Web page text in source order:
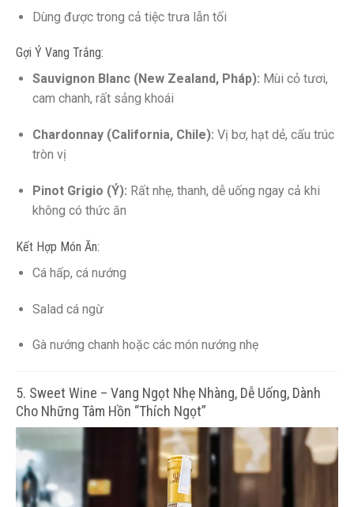
Dùng được trong cả tiệc trưa lẫn tối
Gợi Ý Vang Trắng:
Sauvignon Blanc (New Zealand, Pháp): Mùi cỏ tươi,
cam chanh, rất sảng khoái
Chardonnay (California, Chile): Vị bơ, hạt dẻ, cấu trúc
tròn vị
Pinot Grigio (Ý): Rất nhẹ, thanh, dễ uống ngay cả khi
không có thức ăn
Kết Hợp Món Ăn:
Cá hấp, cá nướng
Salad cá ngừ
Gà nướng chanh hoặc các món nướng nhẹ
5. Sweet Wine – Vang Ngọt Nhẹ Nhàng, Dễ Uống, Dành
Cho Những Tâm Hồn “Thích Ngọt”